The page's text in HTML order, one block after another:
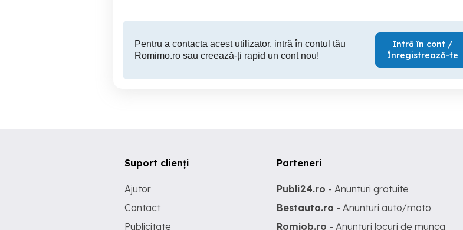
Pentru a contacta acest utilizator, intră în contul tău
Romimo.ro sau creează-ți rapid un cont nou!
Intră în cont /
Înregistrează-te
Suport clienți
Ajutor
Contact
Publicitate
Parteneri
Publi24.ro - Anunturi gratuite
Bestauto.ro - Anunturi auto/moto
Romjob.ro - Anunturi locuri de munca